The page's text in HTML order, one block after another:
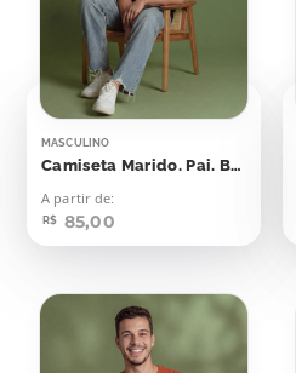
MASCULINO
Camiseta Marido. Pai. Bluesman. Lenda
A partir de:
R$ 85,00